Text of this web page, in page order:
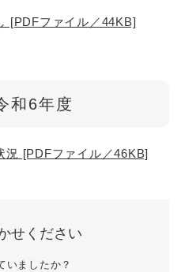
[PDFファイル／44KB]
和6年度
[PDFファイル／46KB]
せください
いましたか？